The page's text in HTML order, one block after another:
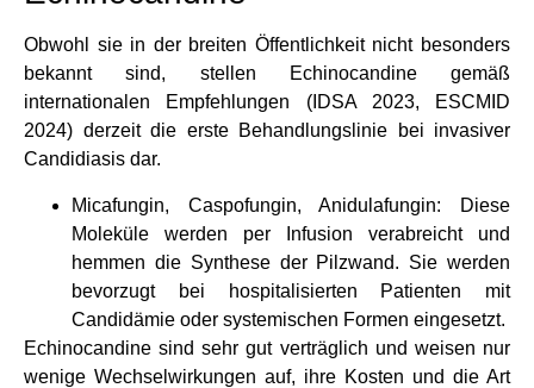
Obwohl sie in der breiten Öffentlichkeit nicht besonders
bekannt sind, stellen Echinocandine gemäß
internationalen Empfehlungen (IDSA 2023, ESCMID
2024) derzeit die erste Behandlungslinie bei invasiver
Candidiasis dar.
Micafungin, Caspofungin, Anidulafungin: Diese
Moleküle werden per Infusion verabreicht und
hemmen die Synthese der Pilzwand. Sie werden
bevorzugt bei hospitalisierten Patienten mit
Candidämie oder systemischen Formen eingesetzt.
Echinocandine sind sehr gut verträglich und weisen nur
wenige Wechselwirkungen auf, ihre Kosten und die Art